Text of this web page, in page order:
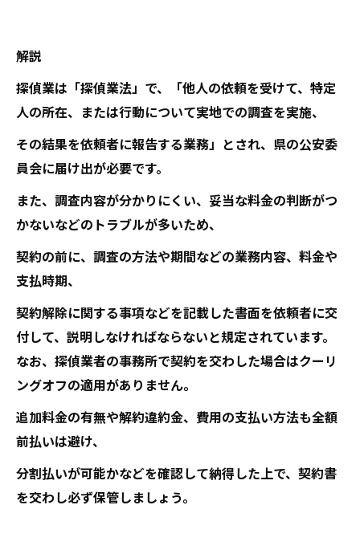
解説
探偵業は「探偵業法」で、「他人の依頼を受けて、特定
人の所在、または行動について実地での調査を実施、
その結果を依頼者に報告する業務」とされ、県の公安委
員会に届け出が必要です。
また、調査内容が分かりにくい、妥当な料金の判断がつ
かないなどのトラブルが多いため、
契約の前に、調査の方法や期間などの業務内容、料金や
支払時期、
契約解除に関する事項などを記載した書面を依頼者に交
付して、説明しなければならないと規定されています。
なお、探偵業者の事務所で契約を交わした場合はクーリ
ングオフの適用がありません。
追加料金の有無や解約違約金、費用の支払い方法も全額
前払いは避け、
分割払いが可能かなどを確認して納得した上で、契約書
を交わし必ず保管しましょう。